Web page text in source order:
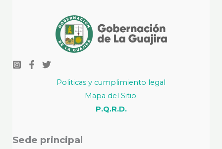
Politicas y cumplimiento legal
Mapa del Sitio.
P.Q.R.D.
Sede principal